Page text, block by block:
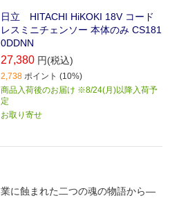
日立 HITACHI HiKOKI 18V コード
レスミニチェンソー 本体のみ CS181
0DDNN
27,380 円(税込)
2,738 ポイント (10%)
商品入荷後のお届け ※8/24(月)以降入荷予
定
お取り寄せ
業に蝕まれた二つの魂の物語から―